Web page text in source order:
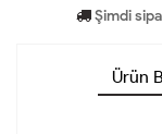
Şimdi
Ürün